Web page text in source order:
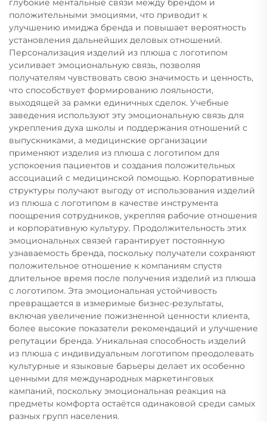
глубокие ментальные связи между брендом и
положительными эмоциями, что приводит к
улучшению имиджа бренда и повышает вероятность
установления дальнейших деловых отношений.
Персонализация изделий из плюша с логотипом
усиливает эмоциональную связь, позволяя
получателям чувствовать свою значимость и ценность,
что способствует формированию лояльности,
выходящей за рамки единичных сделок. Учебные
заведения используют эту эмоциональную связь для
укрепления духа школы и поддержания отношений с
выпускниками, а медицинские организации
применяют изделия из плюша с логотипом для
успокоения пациентов и создания положительных
ассоциаций с медицинской помощью. Корпоративные
структуры получают выгоду от использования изделий
из плюша с логотипом в качестве инструмента
поощрения сотрудников, укрепляя рабочие отношения
и корпоративную культуру. Продолжительность этих
эмоциональных связей гарантирует постоянную
узнаваемость бренда, поскольку получатели сохраняют
положительное отношение к компаниям спустя
длительное время после получения изделий из плюша
с логотипом. Эта эмоциональная устойчивость
превращается в измеримые бизнес-результаты,
включая увеличение пожизненной ценности клиента,
более высокие показатели рекомендаций и улучшение
репутации бренда. Уникальная способность изделий
из плюша с индивидуальным логотипом преодолевать
культурные и языковые барьеры делает их особенно
ценными для международных маркетинговых
кампаний, поскольку эмоциональная реакция на
предметы комфорта остаётся одинаковой среди самых
разных групп населения.